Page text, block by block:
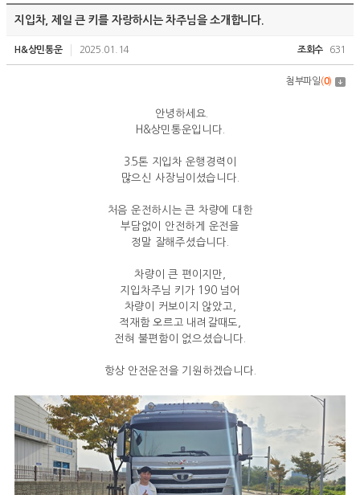
지입차, 제일 큰 키를 자랑하시는 차주님을 소개합니다.
H&상민통운 2025.01.14 조회수 631
첨부파일(0)
안녕하세요.
H&상민통운입니다.
3.5톤 지입차 운행경력이
많으신 사장님이셨습니다.
처음 운전하시는 큰 차량에 대한
부담없이 안전하게 운전을
정말 잘해주셨습니다.
차량이 큰 편이지만,
지입차주님 키가 190 넘어
차량이 커보이지 않았고,
적재함 오르고 내려갈때도,
전혀 불편함이 없으셨습니다.
항상 안전운전을 기원하겠습니다.